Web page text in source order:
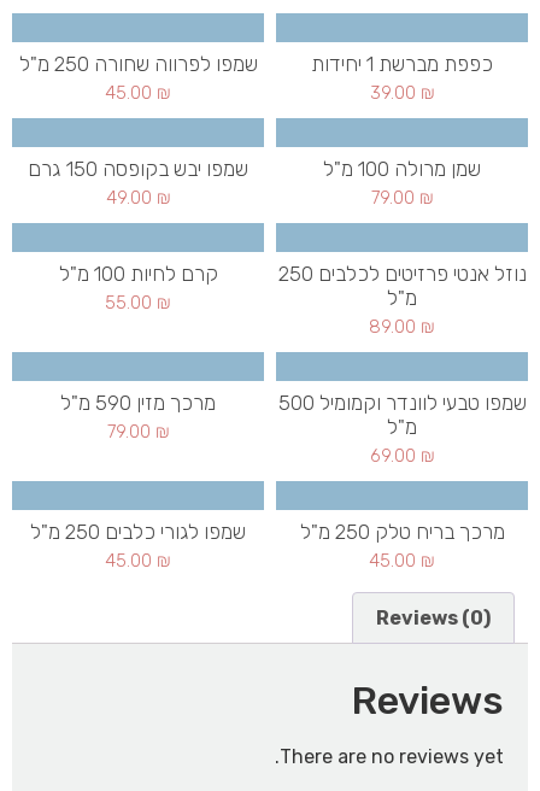
כפפת מברשת 1 יחידות
39.00 ₪
שמפו לפרווה שחורה 250 מ"ל
45.00 ₪
שמן מרולה 100 מ"ל
79.00 ₪
שמפו יבש בקופסה 150 גרם
49.00 ₪
נוזל אנטי פרזיטים לכלבים 250
מ"ל
89.00 ₪
קרם לחיות 100 מ"ל
55.00 ₪
שמפו טבעי לוונדר וקמומיל 500
מ"ל
69.00 ₪
מרכך מזין 590 מ"ל
79.00 ₪
מרכך בריח טלק 250 מ"ל
45.00 ₪
שמפו לגורי כלבים 250 מ"ל
45.00 ₪
Reviews (0)
Reviews
There are no reviews yet.